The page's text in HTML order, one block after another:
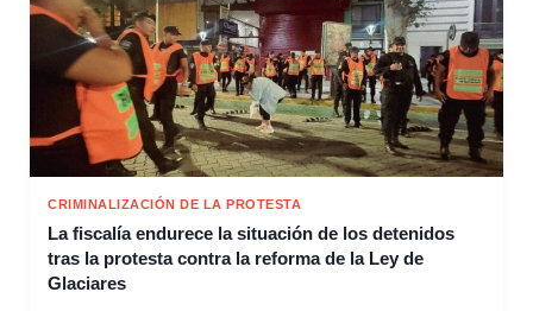
CRIMINALIZACIÓN DE LA PROTESTA
La fiscalía endurece la situación de los detenidos
tras la protesta contra la reforma de la Ley de
Glaciares